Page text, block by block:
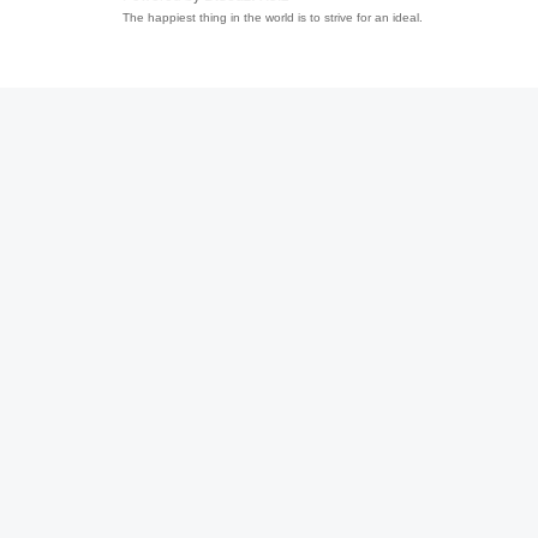
The happiest thing in the world is to strive for an ideal.